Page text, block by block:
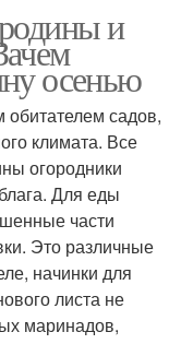
и
осенью
садов,
климата. Все
огородники
Для еды
части
Это различные
начинки для
листа не
маринадов,